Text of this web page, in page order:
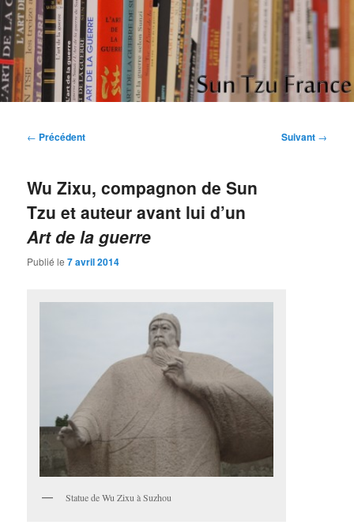
Aller
au
contenu
principalSun Tzu France
Etudes et réflexions sur "L'art de la guerre" de Sun Tzu
Navigation
← Précédent Suivant →
Wu Zixu, compagnon de Sun
Tzu et auteur avant lui d’un
Art de la guerre
Publié le7 avril 2014
Statue de Wu Zixu à Suzhou